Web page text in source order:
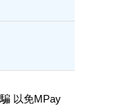
以免MPay